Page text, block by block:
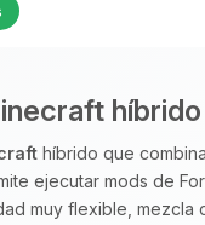
híbrido que
ejecutar mods de
muy flexible,